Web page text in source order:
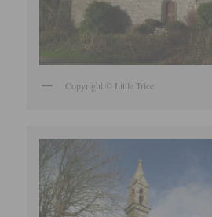
Copyright © Little Trice